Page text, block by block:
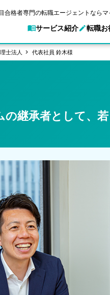
合格者専門の転職エージェントなら
サービス紹介
職成功事例 非
転職お
イド
情報
一般企業
士法人 代表社員 鈴木様
の継承者として、